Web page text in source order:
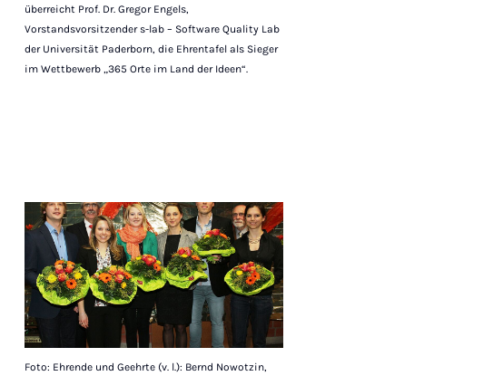
überreicht Prof. Dr. Gregor Engels,
Vorstandsvorsitzender s-lab – Software Quality Lab
der Universität Paderborn, die Ehrentafel als Sieger
im Wettbewerb „365 Orte im Land der Ideen“.
Foto: Ehrende und Geehrte (v. l.): Bernd Nowotzin,